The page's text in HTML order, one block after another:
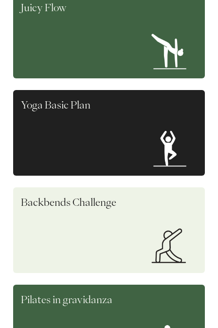
Juicy Flow
Yoga Basic Plan
Backbends Challenge
Pilates in gravidanza